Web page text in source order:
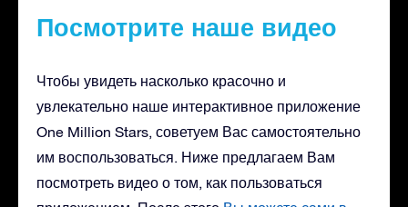
Посмотрите наше видео
Чтобы увидеть насколько красочно и
увлекательно наше интерактивное приложение
One Million Stars, советуем Вас самостоятельно
им воспользоваться. Ниже предлагаем Вам
посмотреть видео о том, как пользоваться